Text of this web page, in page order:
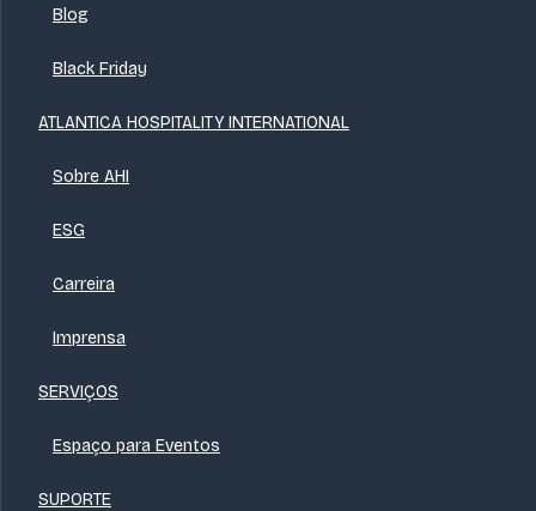
Blog
Black Friday
ATLANTICA HOSPITALITY INTERNATIONAL
Sobre AHI
ESG
Carreira
Imprensa
SERVIÇOS
Espaço para Eventos
SUPORTE